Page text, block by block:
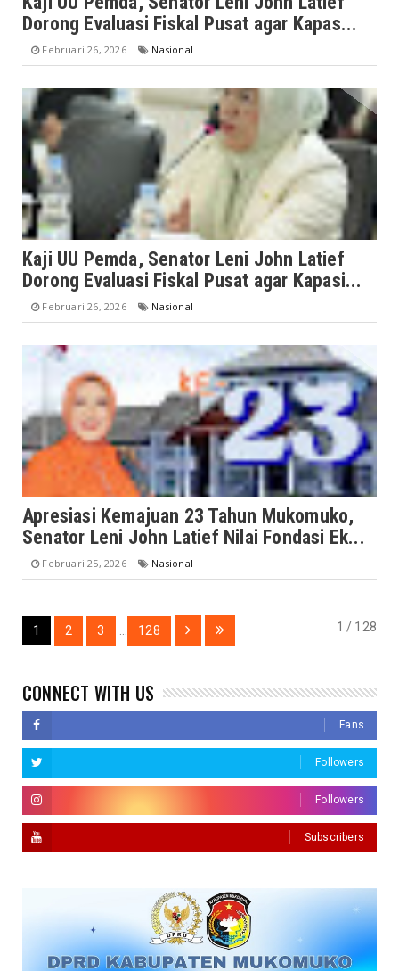
Dorong Evaluasi Fiskal Pusat agar Kapas...
Februari 26, 2026 Nasional
Kaji UU Pemda, Senator Leni John Latief
Dorong Evaluasi Fiskal Pusat agar Kapasi...
Februari 26, 2026 Nasional
Apresiasi Kemajuan 23 Tahun Mukomuko,
Senator Leni John Latief Nilai Fondasi Ek...
Februari 25, 2026 Nasional
1 / 128
1 2 3 ... 128
CONNECT WITH US
Fans
Followers
Followers
Subscribers